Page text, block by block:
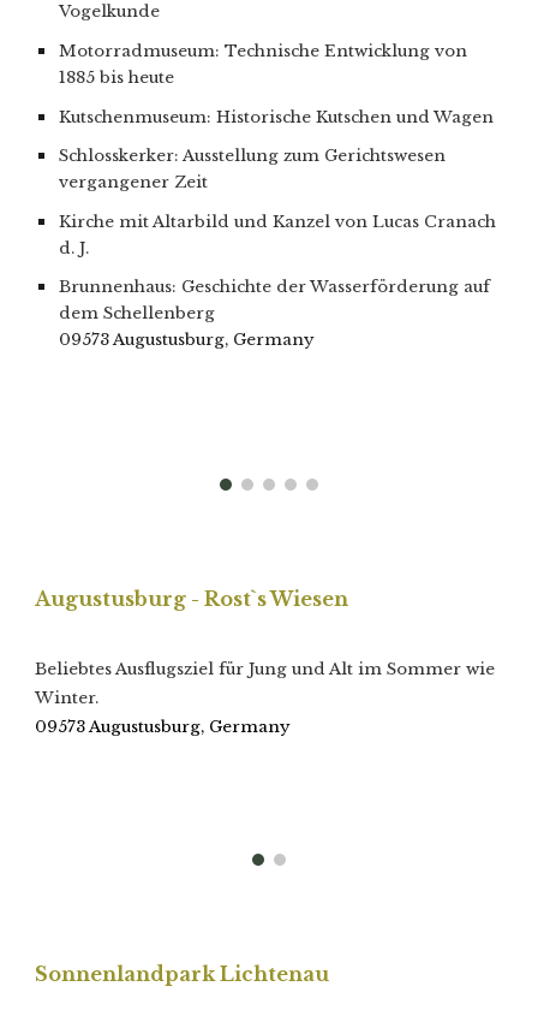
Vogelkunde
Motorradmuseum: Technische Entwicklung von
1885 bis heute
Kutschenmuseum: Historische Kutschen und Wagen
Schlosskerker: Ausstellung zum Gerichtswesen
vergangener Zeit
Kirche mit Altarbild und Kanzel von Lucas Cranach
d. J.
Brunnenhaus: Geschichte der Wasserförderung auf
dem Schellenberg
09573 Augustusburg, Germany
Augustusburg - Rost`s Wiesen
Beliebtes Ausflugsziel für Jung und Alt im Sommer wie
Winter.
09573 Augustusburg, Germany
Sonnenlandpark Lichtenau